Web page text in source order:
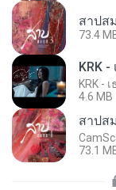
สาปส
73.4
KRK -
KRK -
4.6 MB
สาปส
73.1